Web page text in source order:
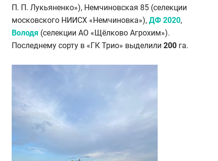
П. П. Лукьяненко»), Немчиновская 85 (селекции
московского НИИСХ «Немчиновка»), ДФ 2020,
Володя (селекции АО «Щёлково Агрохим»).
Последнему сорту в «ГК Трио» выделили 200 га.